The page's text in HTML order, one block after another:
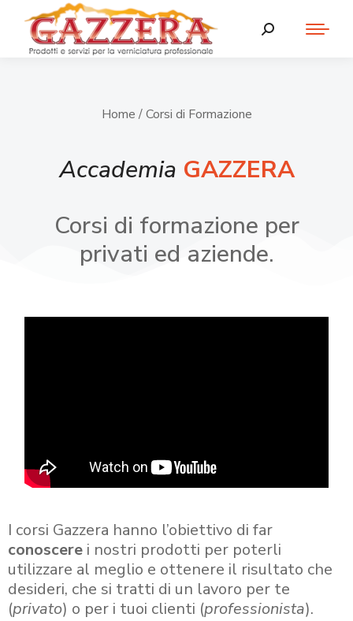
Home / Corsi di Formazione
Accademia GAZZERA
Corsi di formazione per
privati ed aziende.
I corsi Gazzera hanno l’obiettivo di far
conoscere i nostri prodotti per poterli
utilizzare al meglio e ottenere il risultato che
desideri, che si tratti di un lavoro per te
(privato) o per i tuoi clienti (professionista).